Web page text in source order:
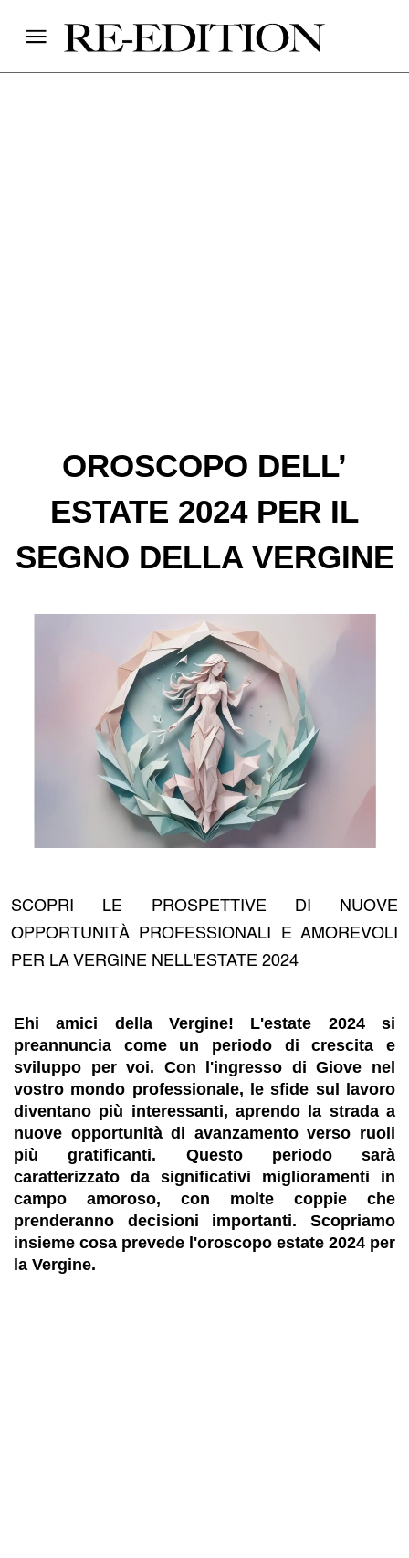
OROSCOPO DELL’
ESTATE 2024 PER IL
SEGNO DELLA VERGINE
SCOPRI LE PROSPETTIVE DI NUOVE
OPPORTUNITÀ PROFESSIONALI E AMOREVOLI
PER LA VERGINE NELL'ESTATE 2024
Ehi amici della Vergine! L'estate 2024 si
preannuncia come un periodo di crescita e
sviluppo per voi. Con l'ingresso di Giove nel
vostro mondo professionale, le sfide sul lavoro
diventano più interessanti, aprendo la strada a
nuove opportunità di avanzamento verso ruoli
più gratificanti. Questo periodo sarà
caratterizzato da significativi miglioramenti in
campo amoroso, con molte coppie che
prenderanno decisioni importanti. Scopriamo
insieme cosa prevede l'oroscopo estate 2024 per
la Vergine.